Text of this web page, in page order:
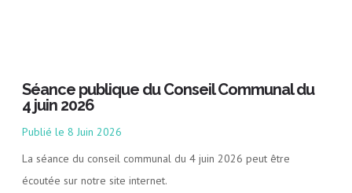
Séance publique du Conseil Communal du
4 juin 2026
8 Juin 2026
La séance du conseil communal du 4 juin 2026 peut être
écoutée sur notre site internet.